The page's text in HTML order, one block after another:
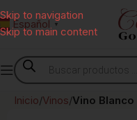
Skip to navigation
Skip to main content
Español ▼
Inicio Vinos Vino Blanco